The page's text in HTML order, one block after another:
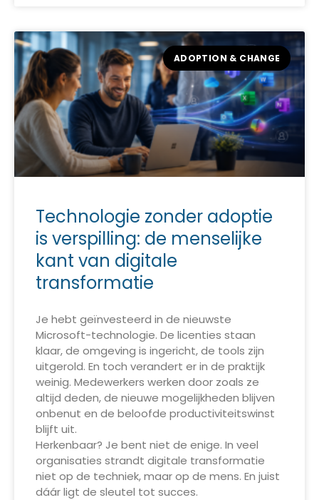
ADOPTION & CHANGE
Technologie zonder adoptie
is verspilling: de menselijke
kant van digitale
transformatie
Je hebt geïnvesteerd in de nieuwste
Microsoft-technologie. De licenties staan
klaar, de omgeving is ingericht, de tools zijn
uitgerold. En toch verandert er in de praktijk
weinig. Medewerkers werken door zoals ze
altijd deden, de nieuwe mogelijkheden blijven
onbenut en de beloofde productiviteitswinst
blijft uit.
Herkenbaar? Je bent niet de enige. In veel
organisaties strandt digitale transformatie
niet op de techniek, maar op de mens. En juist
dáár ligt de sleutel tot succes.